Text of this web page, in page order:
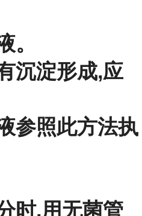
。
沉淀形成,应
参照此方法执
时,用无菌管